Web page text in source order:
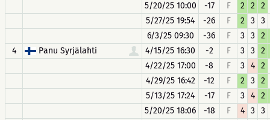
5/20/25 10:00
-17 F 2 2
2
5/27/25 19:54
-26 F 2 3
3
6/3/25 09:30
-36 F 3 3
2
4
Panu Syrjälahti 4/15/25 16:30 -2 F 3 3
2
4/22/25 17:00
-8 F 3 4
2
4/29/25 16:42
-12 F 2 3
2
5/13/25 17:24
-17 F 3 4
2
5/20/25 18:06
-18 F 4 3
3